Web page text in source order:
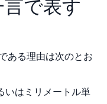
で表す
ある理由は次のとお
いはミリメートル単